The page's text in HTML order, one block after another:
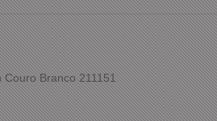
Branco 211151